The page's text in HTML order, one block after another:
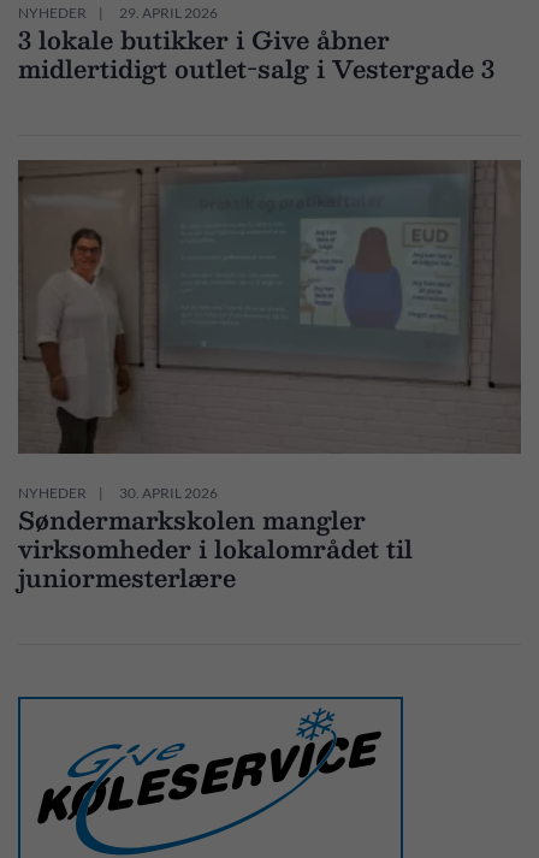
NYHEDER 29. APRIL 2026
3 lokale butikker i Give åbner
midlertidigt outlet-salg i Vestergade 3
NYHEDER 30. APRIL 2026
Søndermarkskolen mangler
virksomheder i lokalområdet til
juniormesterlære